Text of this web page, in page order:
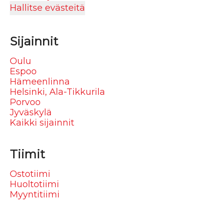
Hallitse evästeitä
Sijainnit
Oulu
Espoo
Hämeenlinna
Helsinki, Ala-Tikkurila
Porvoo
Jyväskylä
Kaikki sijainnit
Tiimit
Ostotiimi
Huoltotiimi
Myyntitiimi